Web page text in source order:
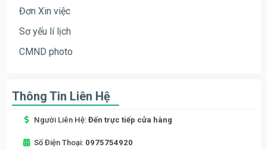
Đơn Xin việc
Sơ yếu lí lịch
CMND photo
Thông Tin Liên Hệ
Người Liên Hệ: Đến trực tiếp cửa hàng
Số Điện Thoại: 0975754920